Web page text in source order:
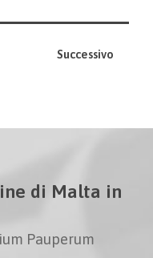
Successivo
di Malta in
Pauperum